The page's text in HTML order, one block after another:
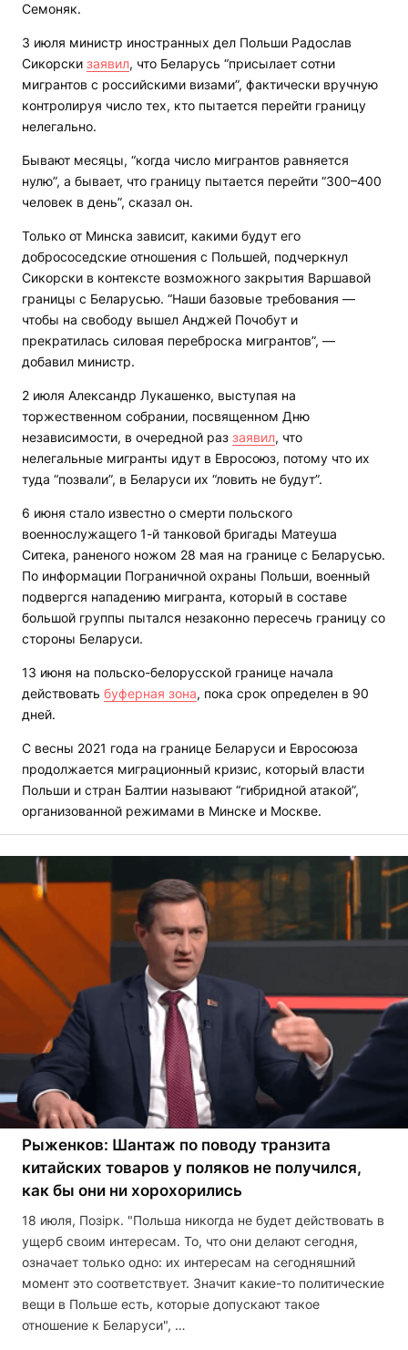
Семоняк.
3 июля министр иностранных дел Польши Радослав
Сикорски заявил, что Беларусь “присылает сотни
мигрантов с российскими визами”, фактически вручную
контролируя число тех, кто пытается перейти границу
нелегально.
Бывают месяцы, “когда число мигрантов равняется
нулю”, а бывает, что границу пытается перейти “300–400
человек в день”, сказал он.
Только от Минска зависит, какими будут его
добрососедские отношения с Польшей, подчеркнул
Сикорски в контексте возможного закрытия Варшавой
границы с Беларусью. “Наши базовые требования —
чтобы на свободу вышел Анджей Почобут и
прекратилась силовая переброска мигрантов”, —
добавил министр.
2 июля Александр Лукашенко, выступая на
торжественном собрании, посвященном Дню
независимости, в очередной раз заявил, что
нелегальные мигранты идут в Евросоюз, потому что их
туда “позвали”, в Беларуси их “ловить не будут”.
6 июня стало известно о смерти польского
военнослужащего 1-й танковой бригады Матеуша
Ситека, раненого ножом 28 мая на границе с Беларусью.
По информации Пограничной охраны Польши, военный
подвергся нападению мигранта, который в составе
большой группы пытался незаконно пересечь границу со
стороны Беларуси.
13 июня на польско-белорусской границе начала
действовать буферная зона, пока срок определен в 90
дней.
С весны 2021 года на границе Беларуси и Евросоюза
продолжается миграционный кризис, который власти
Польши и стран Балтии называют “гибридной атакой”,
организованной режимами в Минске и Москве.
Рыженков: Шантаж по поводу транзита
китайских товаров у поляков не получился,
как бы они ни хорохорились
18 июля, Позірк. "Польша никогда не будет действовать в
ущерб своим интересам. То, что они делают сегодня,
означает только одно: их интересам на сегодняшний
момент это соответствует. Значит какие-то политические
вещи в Польше есть, которые допускают такое
отношение к Беларуси", …